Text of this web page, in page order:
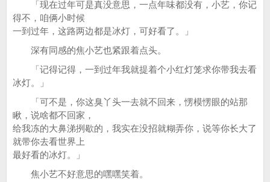
「现在过年可是真没意思，一点年味都没有，小艺，你记
得不，咱俩小时候
一到过年，这路两边都是冰灯，可好看了。」
深有同感的焦小艺也紧跟着点头。
「记得记得，一到过年我就提着个小红灯笼求你带我去看
冰灯。」
「可不是，你这臭丫头一去就不回来，愣模愣眼的站那
瞅，说啥都不回家，
给我冻的大鼻涕挒歇的，我实在没招就糊弄你，说等你长大了
就带你去看世界上
最好看的冰灯。」
焦小艺不好意思的嘿嘿笑着。